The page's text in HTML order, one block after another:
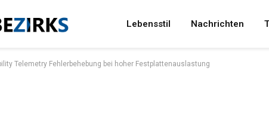
Lebensstil Nachrichten
Telemetry Fehlerbehebung bei hoher Festplattenauslastung